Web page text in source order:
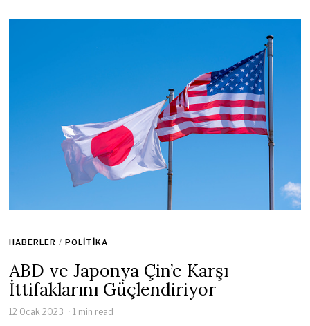
HABERLER / POLITIKA
ABD ve Japonya Çin’e Karşı
İttifaklarını Güçlendiriyor
12 Ocak 2023 1 min read